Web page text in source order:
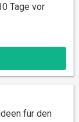
Tage vor
für den